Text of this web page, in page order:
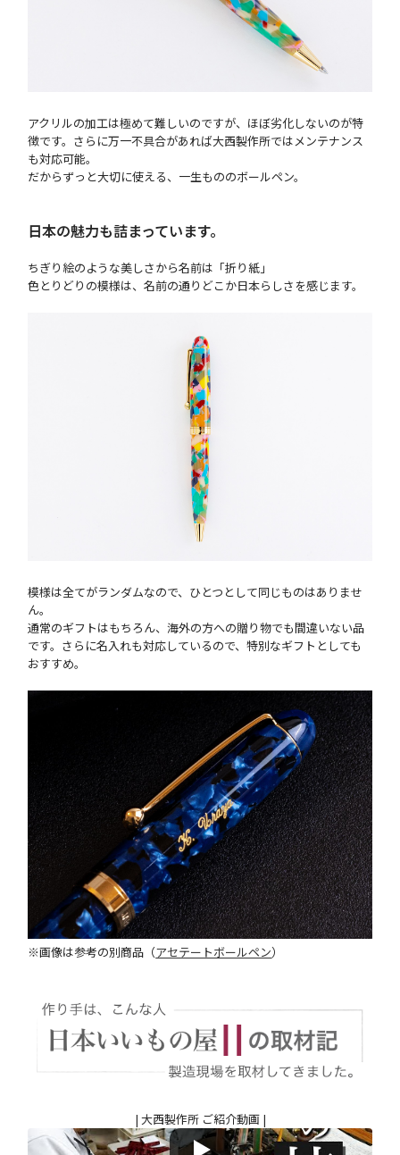
アクリルの加工は極めて難しいのですが、ほぼ劣化しないのが特
徴です。さらに万一不具合があれば大西製作所ではメンテナンス
も対応可能。
だからずっと大切に使える、一生もののボールペン。
日本の魅力も詰まっています。
ちぎり絵のような美しさから名前は「折り紙」
色とりどりの模様は、名前の通りどこか日本らしさを感じます。
模様は全てがランダムなので、ひとつとして同じものはありませ
ん。
通常のギフトはもちろん、海外の方への贈り物でも間違いない品
です。さらに名入れも対応しているので、特別なギフトとしても
おすすめ。
※画像は参考の別商品（アセテートボールペン）
| 大西製作所 ご紹介動画 |